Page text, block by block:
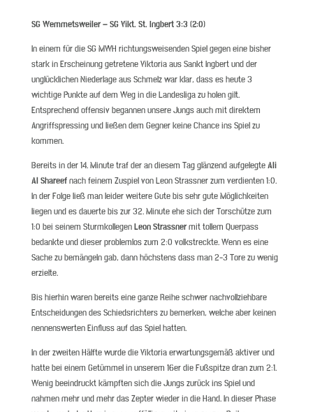
SG Wemmetsweiler – SG Vikt. St. Ingbert 3:3 (2:0)
In einem für die SG MWH richtungsweisenden Spiel gegen eine bisher
stark in Erscheinung getretene Viktoria aus Sankt Ingbert und der
unglücklichen Niederlage aus Schmelz war klar, dass es heute 3
wichtige Punkte auf dem Weg in die Landesliga zu holen gilt.
Entsprechend offensiv begannen unsere Jungs auch mit direktem
Angriffspressing und ließen dem Gegner keine Chance ins Spiel zu
kommen.
Bereits in der 14. Minute traf der an diesem Tag glänzend aufgelegteAli
Al Shareefnach feinem Zuspiel von Leon Strassner zum verdienten 1:0.
In der Folge ließ man leider weitere Gute bis sehr gute Möglichkeiten
liegen und es dauerte bis zur 32. Minute ehe sich der Torschütze zum
1:0 bei seinem SturmkollegenLeon Strassnermit tollem Querpass
bedankte und dieser problemlos zum 2:0 volkstreckte. Wenn es eine
Sache zu bemängeln gab, dann höchstens dass man 2-3 Tore zu wenig
erzielte.
Bis hierhin waren bereits eine ganze Reihe schwer nachvollziehbare
Entscheidungen des Schiedsrichters zu bemerken, welche aber keinen
nennenswerten Einfluss auf das Spiel hatten.
In der zweiten Hälfte wurde die Viktoria erwartungsgemäß aktiver und
hatte bei einem Getümmel in unserem 16er die Fußspitze dran zum 2:1.
Wenig beeindruckt kämpften sich die Jungs zurück ins Spiel und
nahmen mehr und mehr das Zepter wieder in die Hand. In dieser Phase